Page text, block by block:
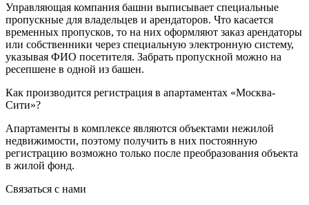
Управляющая компания башни выписывает специальные
пропускные для владельцев и арендаторов. Что касается
временных пропусков, то на них оформляют заказ арендаторы
или собственники через специальную электронную систему,
указывая ФИО посетителя. Забрать пропускной можно на
ресепшене в одной из башен.
Как производится регистрация в апартаментах «Москва-
Сити»?
Апартаменты в комплексе являются объектами нежилой
недвижимости, поэтому получить в них постоянную
регистрацию возможно только после преобразования объекта
в жилой фонд.
Связаться с нами